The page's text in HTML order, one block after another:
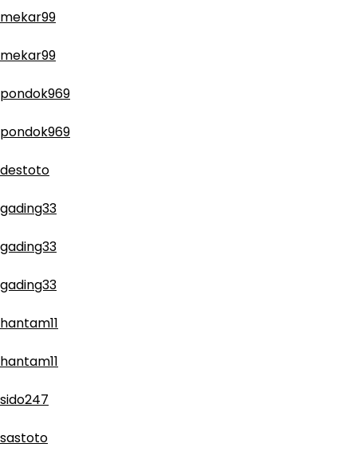
mekar99
mekar99
pondok969
pondok969
destoto
gading33
gading33
gading33
hantam11
hantam11
sido247
sastoto